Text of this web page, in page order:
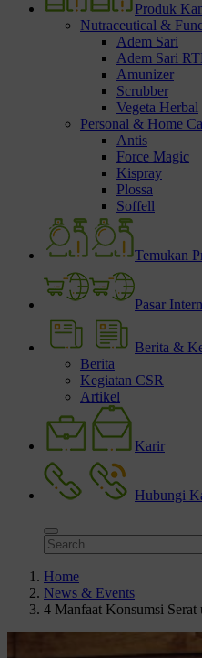
Produk
Nutraceutical &
Adem Sari
Adem Sari
Amunizer
Scrubber
Vegeta Herbal
Personal & Home
Antis
Force Magic
Kispray
Plossa
Soffell
Temukan
Pasar
Berita &
Berita
Kegiatan CSR
Artikel
Karir
Hubungi
Home
News & Events
4 Manfaat Konsumsi Serat